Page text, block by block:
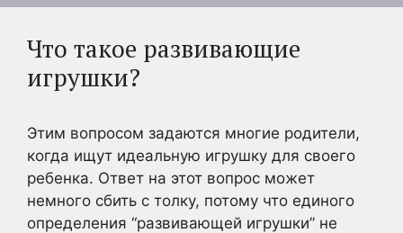
Что такое развивающие
игрушки?
Этим вопросом задаются многие родители,
когда ищут идеальную игрушку для своего
ребенка. Ответ на этот вопрос может
немного сбить с толку, потому что единого
определения “развивающей игрушки” не